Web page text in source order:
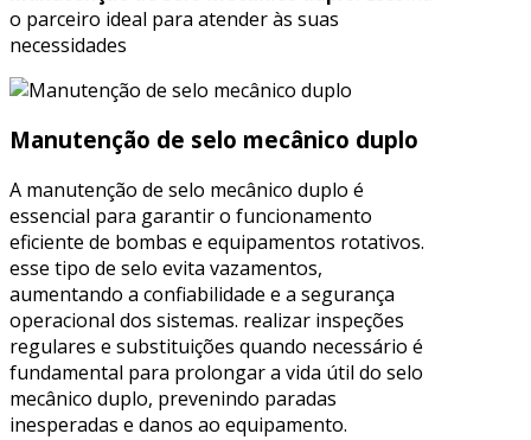
o parceiro ideal para atender às suas
necessidades
Manutenção de selo mecânico duplo
A manutenção de selo mecânico duplo é
essencial para garantir o funcionamento
eficiente de bombas e equipamentos rotativos.
esse tipo de selo evita vazamentos,
aumentando a confiabilidade e a segurança
operacional dos sistemas. realizar inspeções
regulares e substituições quando necessário é
fundamental para prolongar a vida útil do selo
mecânico duplo, prevenindo paradas
inesperadas e danos ao equipamento.